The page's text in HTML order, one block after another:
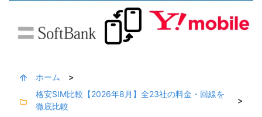
ホーム
>
格安SIM比較【2026年8月】全23社の料金・回線を
徹底比較
>